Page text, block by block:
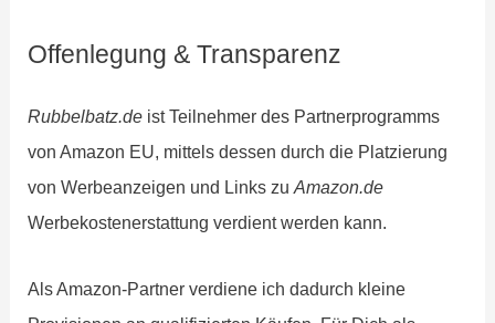
Offenlegung & Transparenz
Rubbelbatz.de ist Teilnehmer des Partnerprogramms
von Amazon EU, mittels dessen durch die Platzierung
von Werbeanzeigen und Links zuAmazon.de
Werbekostenerstattung verdient werden kann.
Als Amazon-Partner verdiene ich dadurch kleine